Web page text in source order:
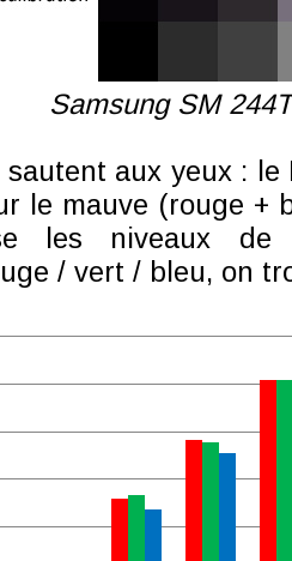
Samsung SM 244T
sautent aux yeux :
le mauve (rouge +
les niveaux
/ vert / bleu, on